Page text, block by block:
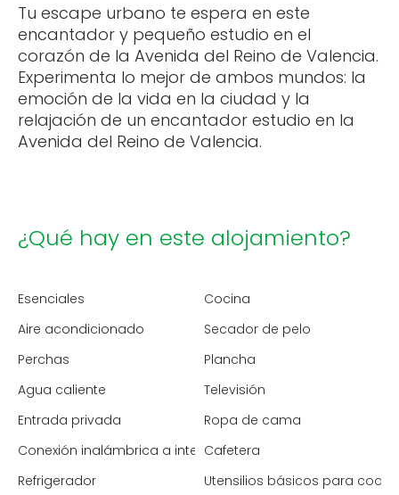
Tu escape urbano te espera en este
encantador y pequeño estudio en el
corazón de la Avenida del Reino de Valencia.
Experimenta lo mejor de ambos mundos: la
emoción de la vida en la ciudad y la
relajación de un encantador estudio en la
Avenida del Reino de Valencia.
¿Qué hay en este alojamiento?
Esenciales
Cocina
Aire acondicionado
Secador de pelo
Perchas
Plancha
Agua caliente
Televisión
Entrada privada
Ropa de cama
Conexión inalámbrica a internetCafetera
Refrigerador
Utensilios básicos para